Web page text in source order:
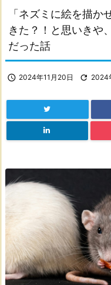
「ネズミに絵を描か
きた？！と思いきや
だった話
 2024年11月20日  2024